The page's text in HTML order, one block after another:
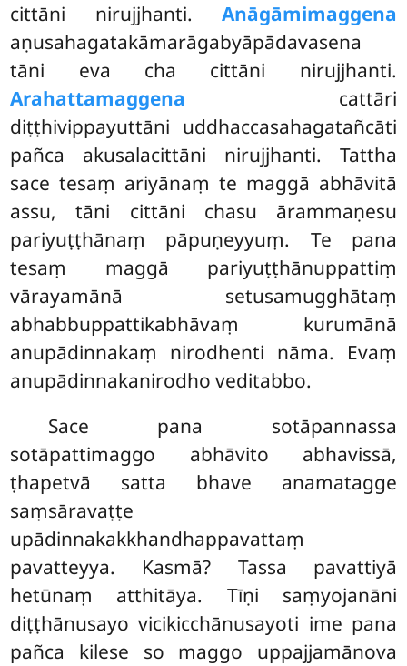
cittāni nirujjhanti. Anāgāmimaggena
aṇusahagatakāmarāgabyāpādavasena
tāni eva cha cittāni nirujjhanti.
Arahattamaggena cattāri
diṭṭhivippayuttāni uddhaccasahagatañcāti
pañca akusalacittāni nirujjhanti. Tattha
sace tesaṃ ariyānaṃ te maggā abhāvitā
assu, tāni cittāni chasu ārammaṇesu
pariyuṭṭhānaṃ pāpuṇeyyuṃ. Te pana
tesaṃ maggā pariyuṭṭhānuppattiṃ
vārayamānā setusamugghātaṃ
abhabbuppattikabhāvaṃ kurumānā
anupādinnakaṃ nirodhenti nāma. Evaṃ
anupādinnakanirodho veditabbo.
Sace pana sotāpannassa
sotāpattimaggo abhāvito abhavissā,
ṭhapetvā satta bhave anamatagge
saṃsāravaṭṭe
upādinnakakkhandhappavattaṃ
pavatteyya. Kasmā? Tassa pavattiyā
hetūnaṃ atthitāya. Tīṇi saṃyojanāni
diṭṭhānusayo vicikicchānusayoti ime pana
pañca kilese so maggo uppajjamānova